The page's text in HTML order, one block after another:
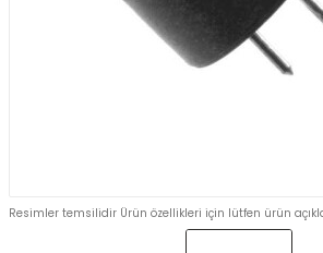
Resimler temsilidir Ürün özellikleri için lütfen ürün